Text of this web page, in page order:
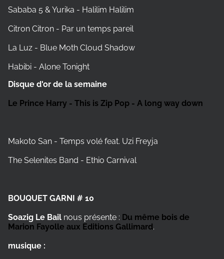
Sababa 5 & Yurika - Halilim Halilim
Citron Citron - Par un temps pareil
La Luz - Blue Moth Cloud Shadow
Habibi - Alone Tonight
Disque d'or de la semaine
Le Prince Harry - This is Zip Pop - A long way down
Makoto San - Temps volé feat. Uzi Freyja
The Selenites Band - Ethio Carnival
BOUQUET GARNI # 10
Soazig Le Bail nous présente : Du même bois de
Marion Fayolle aux Editions Gallimard.
musique :